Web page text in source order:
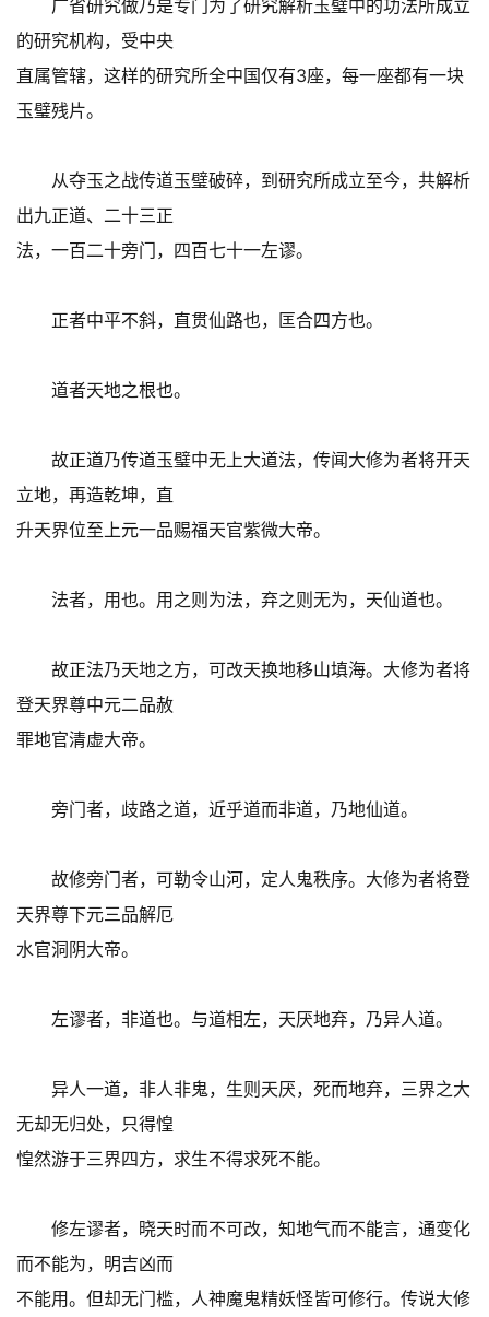
广省研究做乃是专门为了研究解析玉璧中的功法所成立
的研究机构，受中央
直属管辖，这样的研究所全中国仅有3座，每一座都有一块
玉璧残片。
从夺玉之战传道玉璧破碎，到研究所成立至今，共解析
出九正道、二十三正
法，一百二十旁门，四百七十一左谬。
正者中平不斜，直贯仙路也，匡合四方也。
道者天地之根也。
故正道乃传道玉璧中无上大道法，传闻大修为者将开天
立地，再造乾坤，直
升天界位至上元一品赐福天官紫微大帝。
法者，用也。用之则为法，弃之则无为，天仙道也。
故正法乃天地之方，可改天换地移山填海。大修为者将
登天界尊中元二品赦
罪地官清虚大帝。
旁门者，歧路之道，近乎道而非道，乃地仙道。
故修旁门者，可勒令山河，定人鬼秩序。大修为者将登
天界尊下元三品解厄
水官洞阴大帝。
左谬者，非道也。与道相左，天厌地弃，乃异人道。
异人一道，非人非鬼，生则天厌，死而地弃，三界之大
无却无归处，只得惶
惶然游于三界四方，求生不得求死不能。
修左谬者，晓天时而不可改，知地气而不能言，通变化
而不能为，明吉凶而
不能用。但却无门槛，人神魔鬼精妖怪皆可修行。传说大修